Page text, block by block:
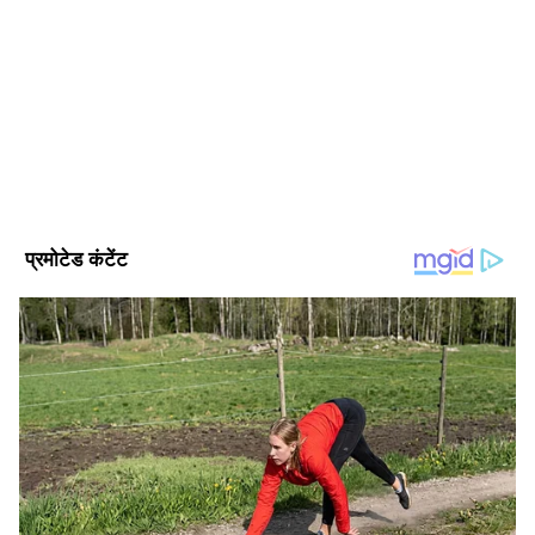
ईरान के पास कितनी मिसाइलें बची हैं?
अमेरिकी मीडिया संस्थानों की रिपोर्टों के मुताबिक, युद्ध से
पहले ईरान के पास लगभग 3,000 बैलिस्टिक मिसाइलों
का भंडार था। हालांकि संघर्ष के दौरान उसे नुकसान उठाना
पड़ा, लेकिन हालिया आकलन बताते हैं कि ईरान अपनी
मिसाइल क्षमता का करीब 70 प्रतिशत हिस्सा फिर से
हासिल कर चुका है।